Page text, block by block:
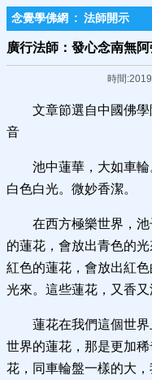
念覺學佛網 : 法師開示
廣行法師：發心念南無
時間
文章節選自中國佛
音
池中蓮華，大如車
白色白光。微妙香潔。
在西方極樂世界，
的蓮花，會放出青色的
紅色的蓮花，會放出紅
光來。這些蓮花，又香又
蓮花在我們這個世
世界的蓮花，那是更加
花，同車輪盤一樣的大